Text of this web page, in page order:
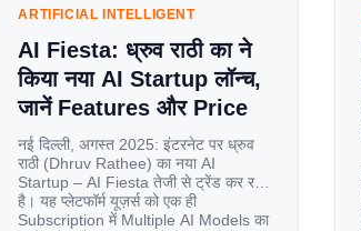
ARTIFICIAL INTELLIGENT
AI Fiesta: ध्रुव राठी का ने
किया नया AI Startup लॉन्च,
जानें Features और Price
नई दिल्ली, अगस्त 2025: इंटरनेट पर ध्रुव
राठी (Dhruv Rathee) का नया AI
Startup – AI Fiesta तेजी से ट्रेंड कर रहा
है। यह प्लेटफॉर्म यूज़र्स को एक ही
Subscription में Multiple AI Models का